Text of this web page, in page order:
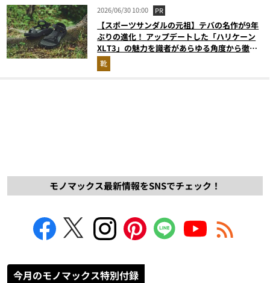
2026/06/30 10:00 PR
【スポーツサンダルの元祖】テバの名作が9年
ぶりの進化！ アップデートした「ハリケーン
XLT3」の魅力を識者があらゆる角度から徹底
解説！
靴
モノマックス最新情報をSNSでチェック！
今月のモノマックス特別付録